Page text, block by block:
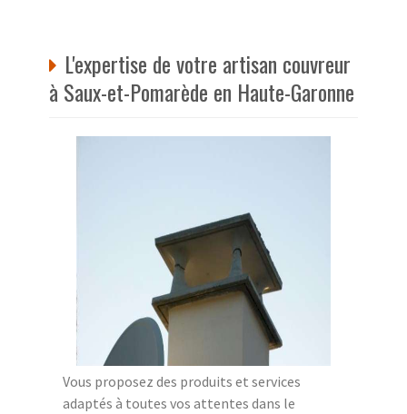
L'expertise de votre artisan couvreur
à Saux-et-Pomarède en Haute-Garonne
Vous proposez des produits et services
adaptés à toutes vos attentes dans le